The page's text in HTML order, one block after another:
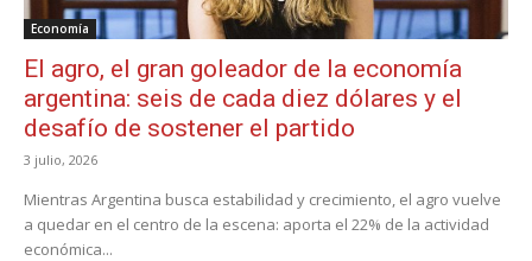
Economía
El agro, el gran goleador de la economía
argentina: seis de cada diez dólares y el
desafío de sostener el partido
3 julio, 2026
Mientras Argentina busca estabilidad y crecimiento, el agro vuelve
a quedar en el centro de la escena: aporta el 22% de la actividad
económica...